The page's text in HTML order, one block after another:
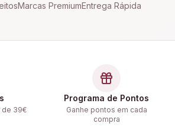
Marcas PremiumEntrega Rápida
de 39€
Programa de Pontos
Ganhe pontos em cada
compra